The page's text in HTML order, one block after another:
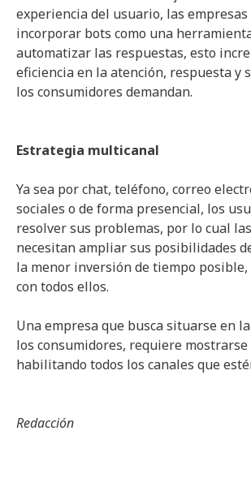
experiencia del usuario, las
incorporar bots como una
automatizar las respuestas, esto
eficiencia en la atención, respuesta y
los consumidores demandan.
Estrategia multicanal
Ya sea por chat, teléfono, correo
sociales o de forma presencial, los
resolver sus problemas, por lo cual
necesitan ampliar sus posibilidades
la menor inversión de tiempo
con todos ellos.
Una empresa que busca situarse en
los consumidores, requiere mostrarse
habilitando todos los canales que
Redacción